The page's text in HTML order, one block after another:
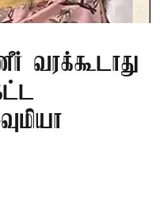
வரக்கூடாது